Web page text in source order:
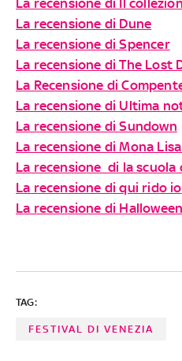
La recensione di Dune
La recensione di Spencer
La recensione di The Lost
La Recensione di
La recensione di Ultima
La recensione di Sundown
La recensione di Mona
La recensione di la
La recensione di qui rido io
La recensione di
TAG:
FESTIVAL DI VENEZIA